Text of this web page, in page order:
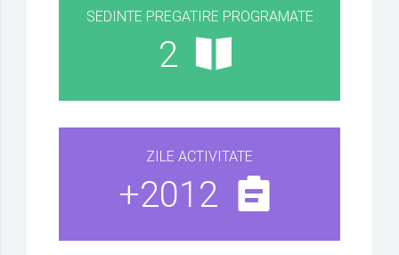
SEDINTE PREGATIRE PROGRAMATE
2
ZILE ACTIVITATE
+2012